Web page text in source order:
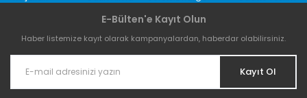
E-Bülten'e Kayıt Olun
Haber listemize kayıt olarak kampanyalardan, haberdar olabilirsiniz.
Kayıt Ol